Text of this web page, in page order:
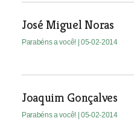
José Miguel Noras
Parabéns a você! | 05-02-2014
Joaquim Gonçalves
Parabéns a você! | 05-02-2014